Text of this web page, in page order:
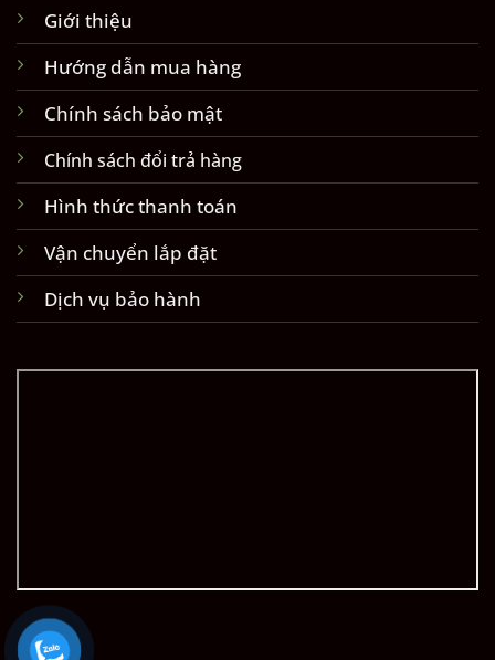
Giới thiệu
Hướng dẫn mua hàng
Chính sách bảo mật
Chính sách đổi trả hàng
Hình thức thanh toán
Vận chuyển lắp đặt
Dịch vụ bảo hành